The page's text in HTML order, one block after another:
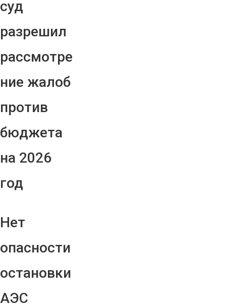
суд
разрешил
рассмотре
ние жалоб
против
бюджета
на 2026
год
Нет
опасности
остановки
АЭС